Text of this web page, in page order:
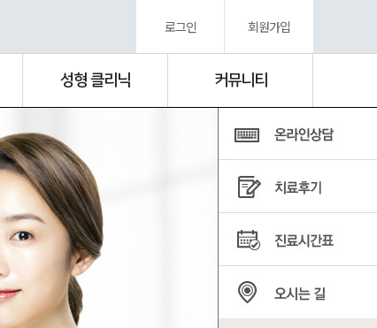
로그인 회원가입
성형 클리닉 커뮤니티